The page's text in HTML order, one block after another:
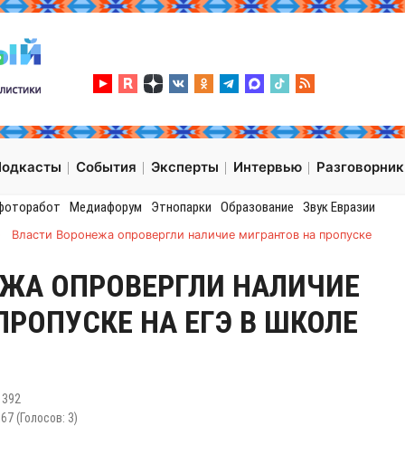
События Эксперты Интервью Разговорник
Медиафорум Этнопарки Образование Звук Евразии
Власти Воронежа опровергли наличие мигрантов на пропуске
ОПРОВЕРГЛИ НАЛИЧИЕ
НА ЕГЭ В ШКОЛЕ
(Голосов: 3)